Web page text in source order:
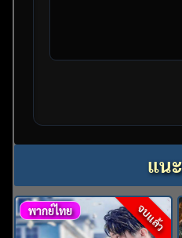
แน
จบแล้ว
พากย์ไทย